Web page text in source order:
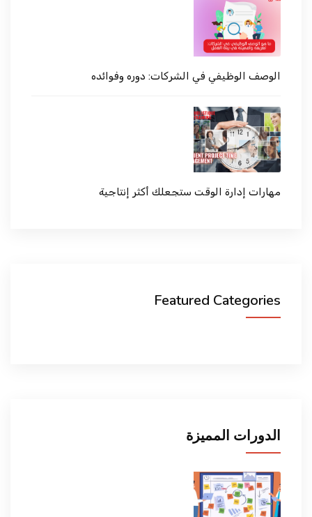
الوصف الوظيفي في الشركات: دوره وفوائده
مهارات إدارة الوقت ستجعلك أكثر إنتاجية
Featured Categories
الدورات المميزة